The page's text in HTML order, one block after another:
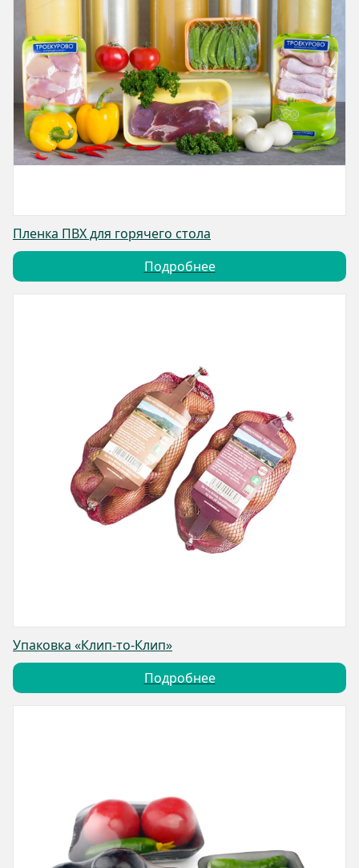
Пленка ПВХ для горячего стола
Подробнее
Упаковка «Клип-то-Клип»
Подробнее